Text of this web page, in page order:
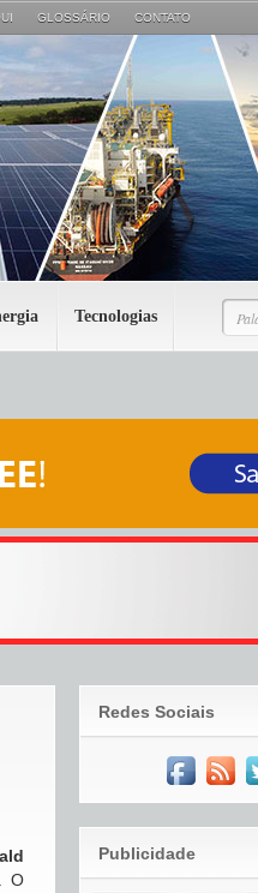
GLOSSÁRIO CONTATO
Tecnologias
O
Redes Sociais
Publicidade